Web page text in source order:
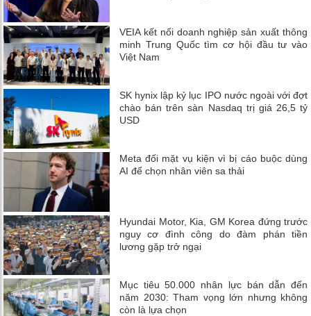
VEIA kết nối doanh nghiệp sản xuất thông
minh Trung Quốc tìm cơ hội đầu tư vào
Việt Nam
SK hynix lập kỷ lục IPO nước ngoài với đợt
chào bán trên sàn Nasdaq trị giá 26,5 tỷ
USD
Meta đối mặt vụ kiện vì bị cáo buộc dùng
AI để chọn nhân viên sa thải
Hyundai Motor, Kia, GM Korea đứng trước
nguy cơ đình công do đàm phán tiền
lương gặp trở ngại
Mục tiêu 50.000 nhân lực bán dẫn đến
năm 2030: Tham vọng lớn nhưng không
còn là lựa chọn